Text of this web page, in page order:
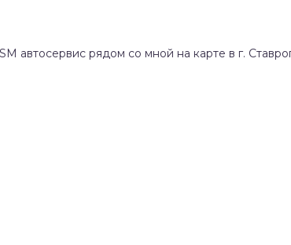
автосервис рядом со мной на карте в г.